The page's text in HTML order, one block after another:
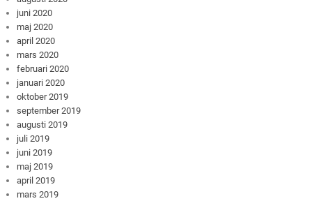
juni 2020
maj 2020
april 2020
mars 2020
februari 2020
januari 2020
oktober 2019
september 2019
augusti 2019
juli 2019
juni 2019
maj 2019
april 2019
mars 2019